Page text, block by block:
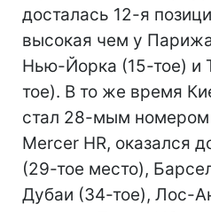
досталась 12-я
высокая чем у
Нью-Йорка (15-тое) и
тое). B то же время
стал 28-мым номером
Mercer HR, оказался
(29-тое место),
Дубаи (34-тое), Лос-